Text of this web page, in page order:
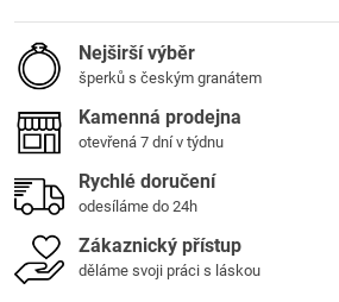
Nejširší výběr
šperků s českým granátem
Kamenná prodejna
otevřená 7 dní v týdnu
Rychlé doručení
odesíláme do 24h
Zákaznický přístup
děláme svoji práci s láskou